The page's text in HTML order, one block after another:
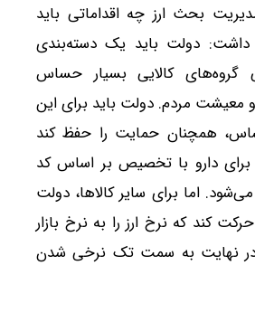
بحث ارز چه اقداماتی باید
داشت: دولت باید یک دسته‌بندی
گروه‌های کالایی بسیار حساس
و معیشت مردم. دولت باید برای این
همچنان حمایت را حفظ کند
برای دارو با تخصیص بر اساس کد
اما برای سایر کالاها، دولت
کند که نرخ ارز را به نرخ بازار
در نهایت به سمت تک نرخی شدن